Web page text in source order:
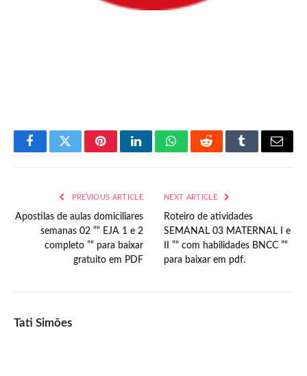
FacebookTwitterPinterestLinkedInWhatsAppRedditTumblrEmail
PREVIOUS ARTICLE
Apostilas de aulas domiciliares
semanas 02 ”“ EJA 1 e 2
completo ”“ para baixar
gratuito em PDF
NEXT ARTICLE
Roteiro de atividades
SEMANAL 03 MATERNAL I e
II ”“ com habilidades BNCC ”“
para baixar em pdf.
Tati Simões